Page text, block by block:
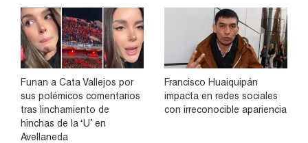
Funan a Cata Vallejos por
sus polémicos comentarios
tras linchamiento de
hinchas de la ‘U’ en
Avellaneda
Francisco Huaiquipán
impacta en redes sociales
con irreconocible apariencia